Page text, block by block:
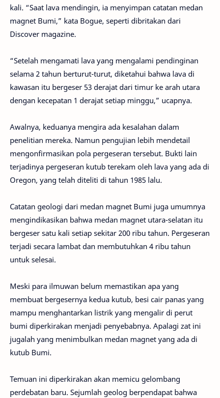
kali. “Saat lava mendingin, ia menyimpan catatan medan
magnet Bumi,” kata Bogue, seperti dibritakan dari
Discover magazine.
“Setelah mengamati lava yang mengalami pendinginan
selama 2 tahun berturut-turut, diketahui bahwa lava di
kawasan itu bergeser 53 derajat dari timur ke arah utara
dengan kecepatan 1 derajat setiap minggu,” ucapnya.
Awalnya, keduanya mengira ada kesalahan dalam
penelitian mereka. Namun pengujian lebih mendetail
mengonfirmasikan pola pergeseran tersebut. Bukti lain
terjadinya pergeseran kutub terekam oleh lava yang ada di
Oregon, yang telah diteliti di tahun 1985 lalu.
Catatan geologi dari medan magnet Bumi juga umumnya
mengindikasikan bahwa medan magnet utara-selatan itu
bergeser satu kali setiap sekitar 200 ribu tahun. Pergeseran
terjadi secara lambat dan membutuhkan 4 ribu tahun
untuk selesai.
Meski para ilmuwan belum memastikan apa yang
membuat bergesernya kedua kutub, besi cair panas yang
mampu menghantarkan listrik yang mengalir di perut
bumi diperkirakan menjadi penyebabnya. Apalagi zat ini
jugalah yang menimbulkan medan magnet yang ada di
kutub Bumi.
Temuan ini diperkirakan akan memicu gelombang
perdebatan baru. Sejumlah geolog berpendapat bahwa